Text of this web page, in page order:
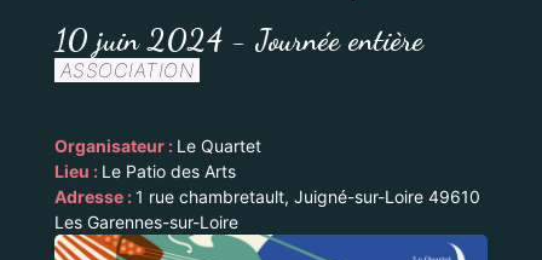
10 juin 2024 - Journée entière
ASSOCIATION
Organisateur : Le Quartet
Lieu : Le Patio des Arts
Adresse :1 rue chambretault, Juigné-sur-Loire 49610
Les Garennes-sur-Loire